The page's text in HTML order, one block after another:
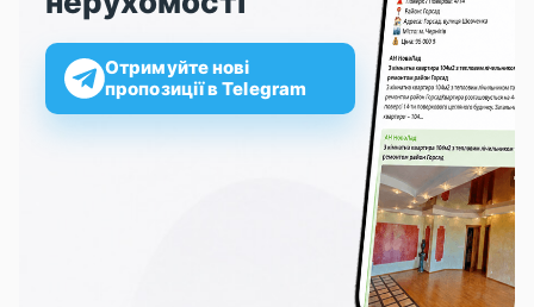
Отримуйте нові
пропозиції в Telegram